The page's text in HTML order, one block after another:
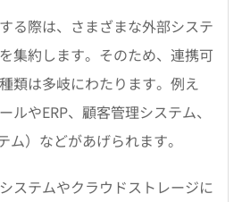
る際は、さまざまな外部システ
集約します。そのため、連携可
類は多岐にわたります。例え
ルやERP、顧客管理システム、
ム）などがあげられます。
ステムやクラウドストレージに